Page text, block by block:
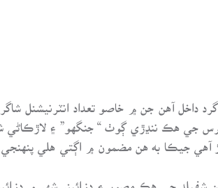
داخل آهن جن ۾ خاصو تعداد انٽرنيشنل
جي هڪ ننڍڙي ڳوٺ “ جنگهو” ۽ لاڙڪاڻي
آهي جيڪا به هن مضمون ۾ اڳتي هلي پنهنجي
شفيلڊ جي هڪ مصور ۽ ڊزائينر شهر ۾